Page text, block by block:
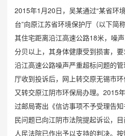
2015年1月20日，吴某通过“某省环
台”向原江苏省环境保护厅（以下简
其住宅距离沿江高速公路18米，噪
分贝以上，其身体健康受到损害，
沿江高速公路噪声严重超标问题的
厅收到投诉后，网上转交原无锡市
又转交原江阴市环保局办理。2015
过邮局寄出《信访事项不予受理告
民问题已向江阴市法院提起诉讼，
人民法院已作出予以支持的判决。